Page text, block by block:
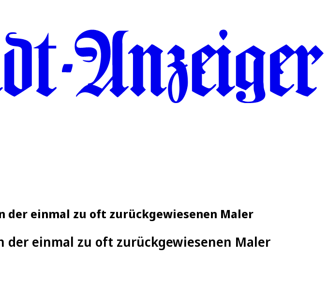
der einmal zu oft zurückgewiesenen Maler
der einmal zu oft zurückgewiesenen Maler